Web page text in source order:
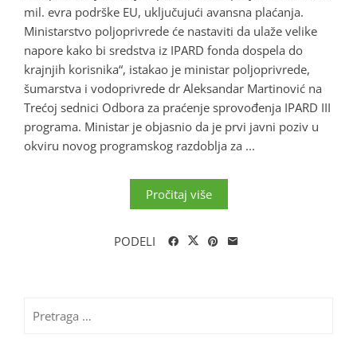
mil. evra podrške EU, uključujući avansna plaćanja.
Ministarstvo poljoprivrede će nastaviti da ulaže velike
napore kako bi sredstva iz IPARD fonda dospela do
krajnjih korisnika“, istakao je ministar poljoprivrede,
šumarstva i vodoprivrede dr Aleksandar Martinović na
Trećoj sednici Odbora za praćenje sprovođenja IPARD III
programa. Ministar je objasnio da je prvi javni poziv u
okviru novog programskog razdoblja za ...
Pročitaj više
PODELI
za: